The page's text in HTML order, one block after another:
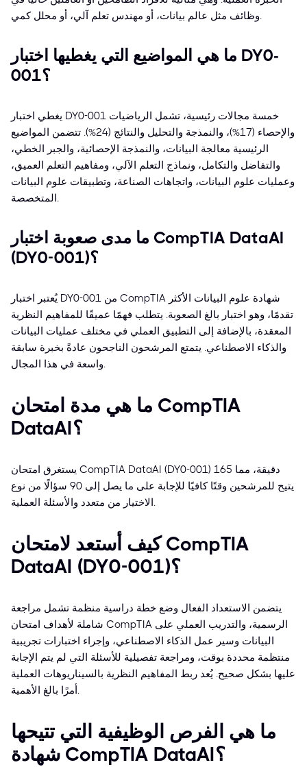
وظائف مثل عالم بيانات، أو مهندس تعلم آلي، أو محلل كمي.
ما هي المواضيع التي يغطيها اختبار DY0-
001؟
يغطي اختبار DY0-001 خمسة مجالات رئيسية، تشمل الرياضيات
والإحصاء (17%)، والنمذجة والتحليل والنتائج (24%). تتضمن المواضيع
الرئيسية معالجة البيانات، والنمذجة الإحصائية، والجبر الخطي،
والتفاضل والتكامل، ونماذج التعلم الآلي، ومفاهيم التعلم العميق،
وعمليات علوم البيانات، واتجاهات الصناعة، وتطبيقات علوم البيانات
المتخصصة.
ما مدى صعوبة اختبار CompTIA DataAI
(DY0-001)؟
يُعتبر اختبار DY0-001 من CompTIA شهادة علوم البيانات الأكثر
تقدمًا، وهو اختبار بالغ الصعوبة. يتطلب فهمًا عميقًا للمفاهيم النظرية
المعقدة، بالإضافة إلى التطبيق العملي في مختلف عمليات البيانات
والذكاء الاصطناعي. يتمتع المرشحون الناجحون عادةً بخبرة سابقة
واسعة في هذا المجال.
ما هي مدة امتحان CompTIA
DataAI؟
يستغرق امتحان CompTIA DataAI (DY0-001) 165 دقيقة، مما
يتيح للمرشحين وقتًا كافيًا للإجابة على ما يصل إلى 90 سؤالًا من نوع
الاختيار من متعدد والأسئلة العملية.
كيف أستعد لامتحان CompTIA
DataAI (DY0-001)؟
يتضمن الاستعداد الفعال وضع خطة دراسية منظمة تشمل مراجعة
شاملة لأهداف امتحان CompTIA الرسمية، والتدريب العملي على
البيانات وسير عمل الذكاء الاصطناعي، وإجراء اختبارات تجريبية
منتظمة محددة بوقت، ومراجعة تفصيلية للأسئلة التي لم يتم الإجابة
عليها بشكل صحيح. يُعد ربط المفاهيم النظرية بالسيناريوهات العملية
أمرًا بالغ الأهمية.
ما هي الفرص الوظيفية التي تتيحها
شهادة CompTIA DataAI؟